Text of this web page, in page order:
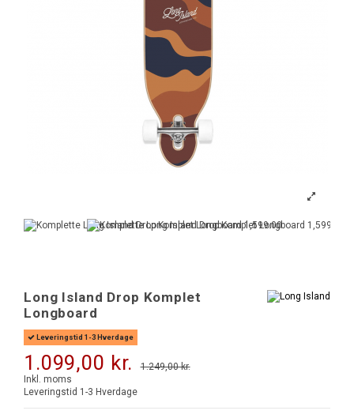
Long Island Drop Komplet
Longboard
Leveringstid 1-3 Hverdage
1.099,00 kr. 1.249,00 kr.
Inkl. moms
Leveringstid 1-3 Hverdage